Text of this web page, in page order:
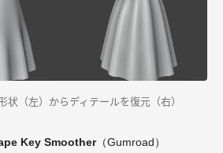
（左）からディテールを復元（右）
Key Smoother（Gumroad）